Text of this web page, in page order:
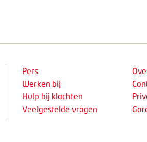
Pers
Werken bij
Hulp bij klachten
Veelgestelde vragen